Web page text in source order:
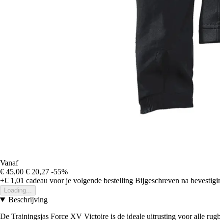
Vanaf
€ 45,00 € 20,27 -55%
+€ 1,01 cadeau voor je volgende bestelling Bijgeschreven na
Loading...
Beschrijving
De Trainingsjas Force XV Victoire is de ideale uitrusting voor alle